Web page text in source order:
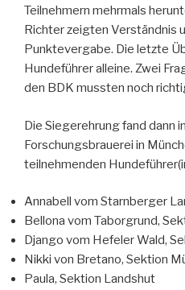
Teilnehmern mehrmals
Richter zeigten Verständnis
Punktevergabe. Die letzte
Hundeführer alleine. Zwei
den BDK mussten noch
Die Siegerehrung fand dann
Forschungsbrauerei in
teilnehmenden
Annabell vom Starnberger
Bellona vom Taborgrund,
Django vom Hefeler Wald,
Nikki von Bretano, Sektion
Paula, Sektion Landshut